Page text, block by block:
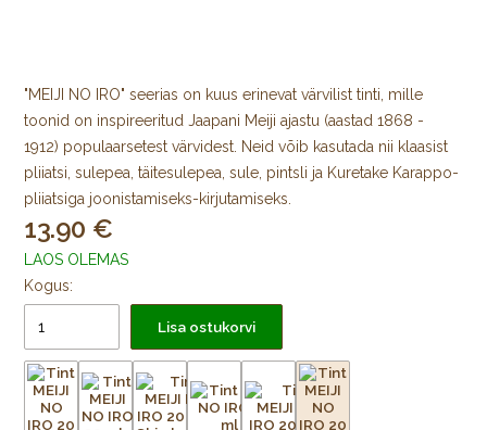
"MEIJI NO IRO" seerias on kuus erinevat värvilist tinti, mille
toonid on inspireeritud Jaapani Meiji ajastu (aastad 1868 -
1912) populaarsetest värvidest. Neid võib kasutada nii klaasist
pliiatsi, sulepea, täitesulepea, sule, pintsli ja Kuretake Karappo-
pliiatsiga joonistamiseks-kirjutamiseks.
13.90
LAOS OLEMAS
Kogus:
Lisa ostukorvi